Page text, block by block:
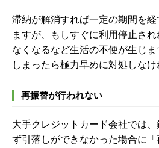
滞納が解消すれば一定の期間を
ますが、もしすぐに利用停止さ
なくなるなど生活の不便が生じ
しまったら極力早めに対処しなけ
再振替が行われない
大手クレジットカード会社では
ず引落しができなかった場合に